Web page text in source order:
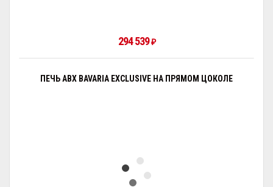
294 539₽
ПЕЧЬ ABX BAVARIA EXCLUSIVE НА ПРЯМОМ ЦОКОЛЕ